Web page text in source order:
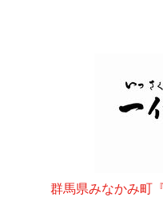
群馬県みなかみ町